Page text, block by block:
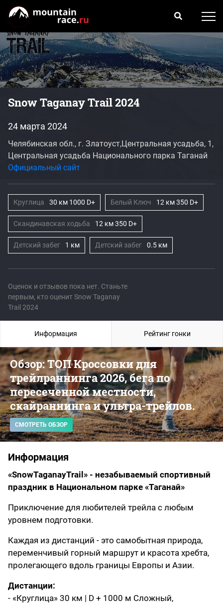
Snow Taganay Trail 2024
Оценок и отзывов пока нет. Станьте
первым, кто оценит Snow Taganay
Trail 2024
24 марта 2024
Челябинская обл., г. Златоуст,Центральная усадьба, 1,
Центральная усадьба Национального парка Таганай
Официальный сайт
Круглица 30 км 1000 D+ Белый Ключ 12 км 350 D+
Скандинавская ходьба 12 км 350 D+
Детский забег 1 км Детский забег 0.5 км
Обзор: ТОП Кроссовки для
трейлраннинга 2026, бега по
пересеченной местности,
скайраннинга и ультра-трейлов.
СМОТРЕТЬ ОБЗОР
Информация
«SnowTaganayTrail» - незабываемый спортивный
праздник в Национальном парке «Таганай»
Приключение для любителей трейла с любым
уровнем подготовки.
Каждая из дистанций - это самобытная природа,
переменчивый горный маршрут и красота хребта,
пролегающего вдоль границы Европы и Азии.
Дистанции:
- «Круглица» 30 км | D + 1000 м Сложный,
Информация Рейтинг гонки